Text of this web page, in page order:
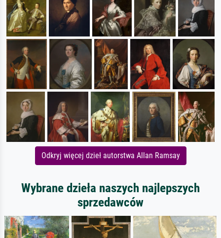
Odkryj więcej dzieł autorstwa Allan Ramsay
Wybrane dzieła naszych najlepszych
sprzedawców